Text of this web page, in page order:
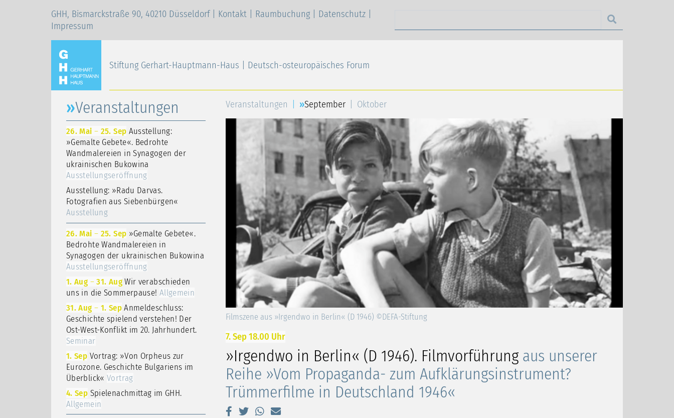
GHH, Bismarckstraße 90, 40210 Düsseldorf | Kontakt Raumbuchung Datenschutz
Impressum
Stiftung Gerhart-Hauptmann-Haus | Deutsch-osteuropäisches Forum
Veranstaltungen
26. Mai – 25. Sep Ausstellung:
»Gemalte Gebete«. Bedrohte
Wandmalereien in Synagogen der
ukrainischen Bukowina
Ausstellungseröffnung
Ausstellung: »Radu Darvas.
Fotografien aus Siebenbürgen«
Ausstellung
26. Mai – 25. Sep »Gemalte Gebete«.
Bedrohte Wandmalereien in
Synagogen der ukrainischen Bukowina
Ausstellungseröffnung
1. Aug –31. AugWir verabschieden
uns in die Sommerpause! Allgemein
31. Aug – 1. SepAnmeldeschluss:
Geschichte spielend verstehen! Der
Ost-West-Konflikt im 20. Jahrhundert.
Seminar
1. Sep Vortrag: »Von Orpheus zur
Eurozone. Geschichte Bulgariens im
Überblick«Vortrag
4. Sep Spielenachmittag im GHH.
Allgemein
Veranstaltungen September Oktober
Filmszene aus »Irgendwo in Berlin« (D 1946) ©DEFA-Stiftung
7. Sep 18.00 Uhr
»Irgendwo in Berlin« (D 1946). Filmvorführung aus unserer
Reihe »Vom Propaganda- zum Aufklärungsinstrument?
Trümmerfilme in Deutschland 1946«